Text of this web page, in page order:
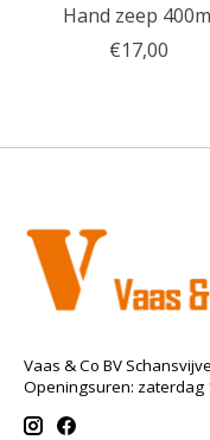
Hand zeep
€17,00
Vaas & Co BV
Openingsuren: zaterdag